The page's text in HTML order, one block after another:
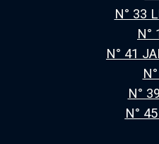
N° 33
N°
N° 41
N°
N°